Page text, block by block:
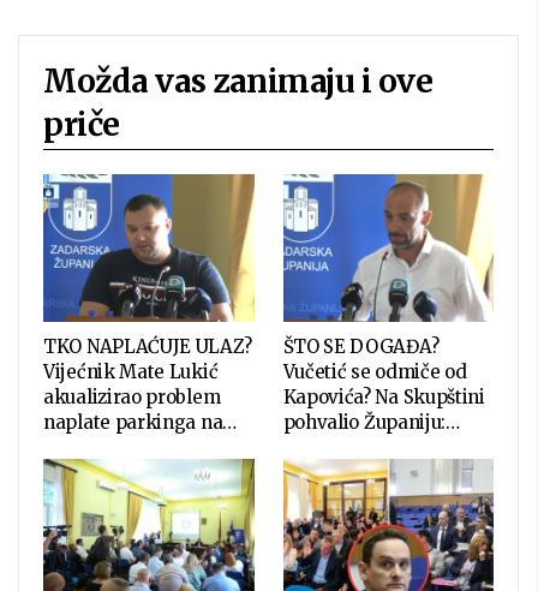
Možda vas zanimaju i ove
priče
TKO NAPLAĆUJE ULAZ?
Vijećnik Mate Lukić
akualizirao problem
naplate parkinga na…
ŠTO SE DOGAĐA?
Vučetić se odmiče od
Kapovića? Na Skupštini
pohvalio Županiju:…